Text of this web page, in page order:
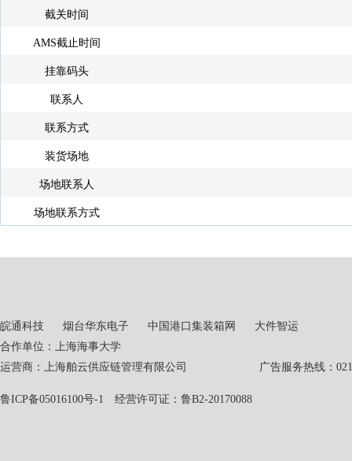
截关时间
AMS截止时间
挂靠码头
联系人
联系方式
装货场地
场地联系人
场地联系方式
皖通科技 烟台华东电子 中国港口集装箱网
大件智运
合作单位：上海海事大学
运营商：上海舶云供应链管理有限公司 广告服务热线：021-
鲁ICP备05016100号-1 经营许可证：鲁B2-20170088